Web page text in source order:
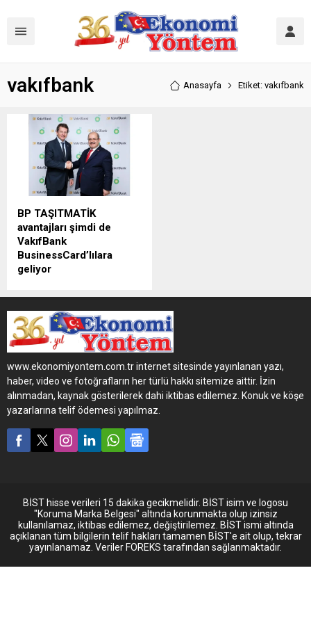
vakıfbank Anasayfa Etiket: vakıfbank
BP TAŞITMATİK
avantajları şimdi de
VakıfBank
BusinessCard’lılara
geliyor
firmalarından BP, VakıfBank
ile iş birliği yaptı.
BusinessCard sahibi
VakıfBank müşterileri, BP
TAŞITMATİK ile yapacakları
akaryakıt harcamalarında
yüzde 5 indirim fırsatına
sahip olacak.
www.ekonomiyontem.com.tr internet sitesinde yayınlanan yazı,
haber, video ve fotoğrafların her türlü hakkı sitemize aittir. İzin
alınmadan, kaynak gösterilerek dahi iktibas edilemez. Konuk ve köşe
yazarlarına telif ödemesi yapılmaz.
BİST hisse verileri 15 dakika gecikmelidir. BİST isim ve logosu
"Koruma Marka Belgesi" altında korunmakta olup izinsiz
kullanılamaz, iktibas edilemez, değiştirilemez. BİST ismi altında
açıklanan tüm bilgilerin telif hakları tamamen BİST'e ait olup, tekrar
yayınlanamaz. Veriler FOREKS tarafından sağlanmaktadır.